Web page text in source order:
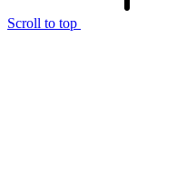
Scroll to top